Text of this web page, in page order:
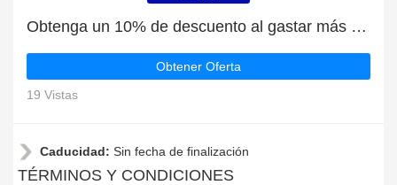
Obtenga un 10% de descuento al gastar más de 62€
Obtener Oferta
19 Vistas
Caducidad: Sin fecha de finalización
TÉRMINOS Y CONDICIONES